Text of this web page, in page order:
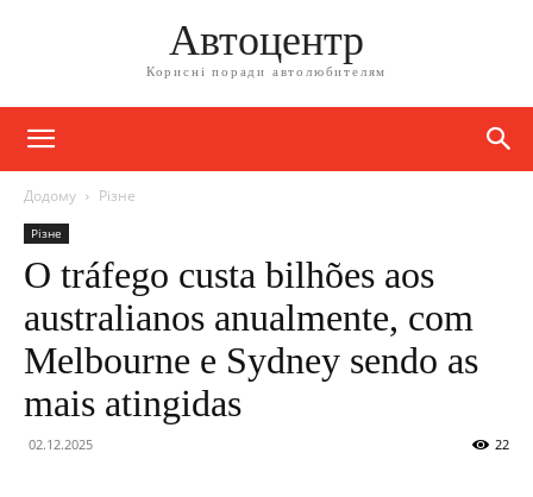
Автоцентр
Корисні поради автолюбителям
Додому Різне
Різне
O tráfego custa bilhões aos
australianos anualmente, com
Melbourne e Sydney sendo as
mais atingidas
02.12.2025 22